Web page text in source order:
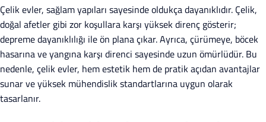
Çelik evler, sağlam yapıları sayesinde oldukça dayanıklıdır. Çelik,
doğal afetler gibi zor koşullara karşı yüksek direnç gösterir;
depreme dayanıklılığı ile ön plana çıkar. Ayrıca, çürümeye, böcek
hasarına ve yangına karşı direnci sayesinde uzun ömürlüdür. Bu
nedenle, çelik evler, hem estetik hem de pratik açıdan avantajlar
sunar ve yüksek mühendislik standartlarına uygun olarak
tasarlanır.